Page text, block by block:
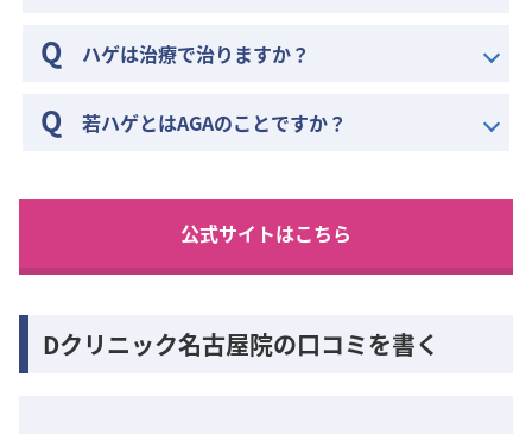
ハゲは治療で治りますか？
若ハゲとはAGAのことですか？
公式サイトはこちら
Dクリニック名古屋院の口コミを書く